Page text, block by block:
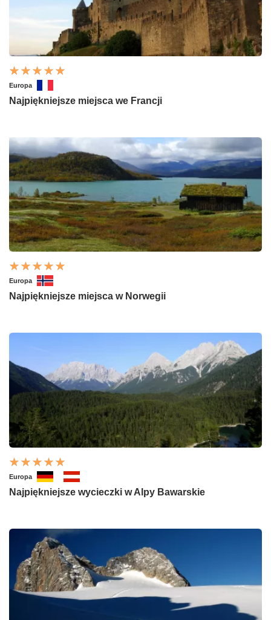
Europa
Najpiękniejsze miejsca we Francji
Europa
Najpiękniejsze miejsca w Norwegii
Europa
Najpiękniejsze wycieczki w Alpy Bawarskie